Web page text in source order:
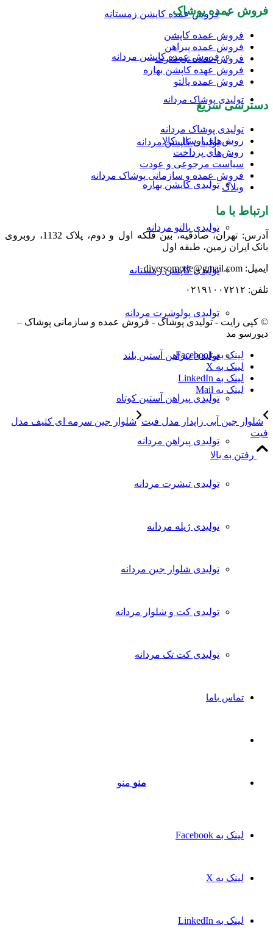
فروش عمده کاپشن زمستانه
فروش عمده کاپشن مردانه
تولیدی پوشاک مردانه
تولیدی کاپشن مردانه
تولیدی کاپشن بهاره
تولیدی پالتو مردانه
تولیدی کاپشن زمستانه
تولیدی پولوشرت مردانه
تولیدی پیراهن آستین بلند
تولیدی پیراهن آستین کوتاه
تولیدی پیراهن مردانه
تولیدی تیشرت مردانه
تولیدی ژیله مردانه
تولیدی شلوار جین مردانه
تولیدی کت و شلوار مردانه
تولیدی کت تک مردانه
تماس باما
منو منو
لینک به Facebook
لینک به X
لینک به LinkedIn
انتخاب
فروش عمده پوشاک
فروش عمده کاپشن
فروش عمده پیراهن
فروش عمده تی شرت
فروش عهده کاپشن بهاره
فروش عمده پالتو
دسترسی سریع
تولیدی پوشاک مردانه
روش‌های ارسال کالا
روش‌های پرداخت
سیاست مرجوعی و عودت
فروش عمده و سازمانی پوشاک مردانه
وبلاگ
ارتباط با ما
آدرس: تهران، صادقیه، بین فلکه اول و دوم، پلاک 1132، روبروی
بانک ایران زمین، طبقه اول
ایمیل: diversomode@gmail.com
تلفن: ۰۲۱۹۱۰۰۷۲۱۲
© کپی رایت - تولیدی پوشاک - فروش عمده و سازمانی پوشاک –
دیورسو مد
لینک به Facebook
لینک به X
لینک به LinkedIn
لینک به Mail
شلوار جین آبی زاپدار مدل فیت شلوار جین سرمه ای کثیف مدل
فیت
رفتن به بالا